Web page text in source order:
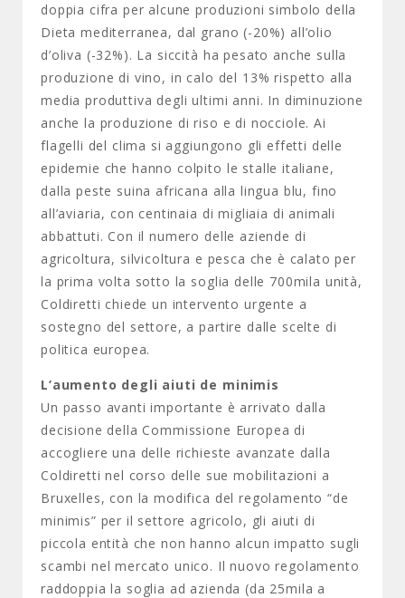
doppia cifra per alcune produzioni simbolo della
Dieta mediterranea, dal grano (-20%) all’olio
d’oliva (-32%). La siccità ha pesato anche sulla
produzione di vino, in calo del 13% rispetto alla
media produttiva degli ultimi anni. In diminuzione
anche la produzione di riso e di nocciole. Ai
flagelli del clima si aggiungono gli effetti delle
epidemie che hanno colpito le stalle italiane,
dalla peste suina africana alla lingua blu, fino
all’aviaria, con centinaia di migliaia di animali
abbattuti. Con il numero delle aziende di
agricoltura, silvicoltura e pesca che è calato per
la prima volta sotto la soglia delle 700mila unità,
Coldiretti chiede un intervento urgente a
sostegno del settore, a partire dalle scelte di
politica europea.
L’aumento degli aiuti de minimis
Un passo avanti importante è arrivato dalla
decisione della Commissione Europea di
accogliere una delle richieste avanzate dalla
Coldiretti nel corso delle sue mobilitazioni a
Bruxelles, con la modifica del regolamento “de
minimis” per il settore agricolo, gli aiuti di
piccola entità che non hanno alcun impatto sugli
scambi nel mercato unico. Il nuovo regolamento
raddoppia la soglia ad azienda (da 25mila a